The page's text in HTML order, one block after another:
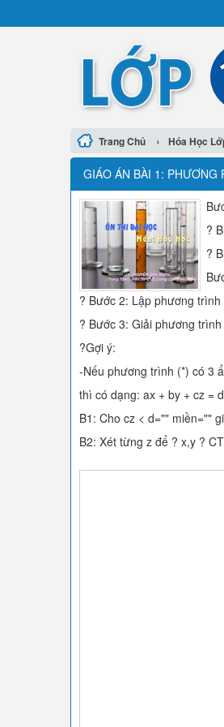
Trang Chủ › Hóa Học
GIÁO ÁN BÀI 1: PHƯƠNG
?
?
? Bước 2: Lập phương trình
? Bước 3: Giải phương trình
?Gợi ý:
-Nếu phương trình (*) có 3
thì có dạng: ax + by + cz = d
B1: Cho cz < d="" miền=""
B2: Xét từng z để ? x,y ?